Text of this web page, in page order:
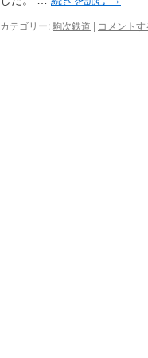
カテゴリー:駒次鉄道 | コメント